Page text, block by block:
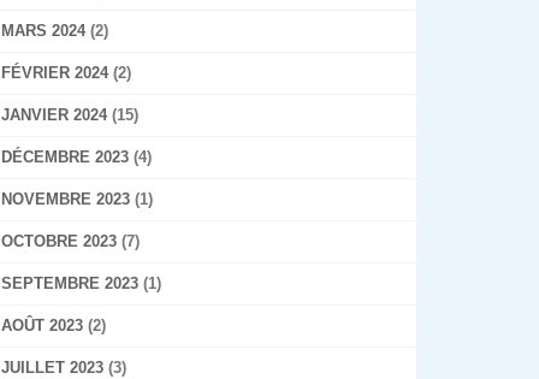
MARS 2024(2)
FÉVRIER 2024(2)
JANVIER 2024(15)
DÉCEMBRE 2023 (4)
NOVEMBRE 2023 (1)
OCTOBRE 2023 (7)
SEPTEMBRE 2023 (1)
AOÛT 2023 (2)
JUILLET 2023 (3)